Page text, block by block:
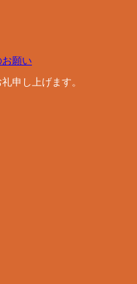
お願い
申し上げます。